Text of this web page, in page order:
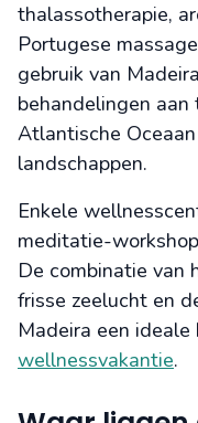
thalassotherapie,
Portugese
gebruik van
behandelingen
Atlantische
landschappen.
Enkele
meditatie-
De combinatie van
frisse zeelucht en
Madeira een
wellnessvakantie.